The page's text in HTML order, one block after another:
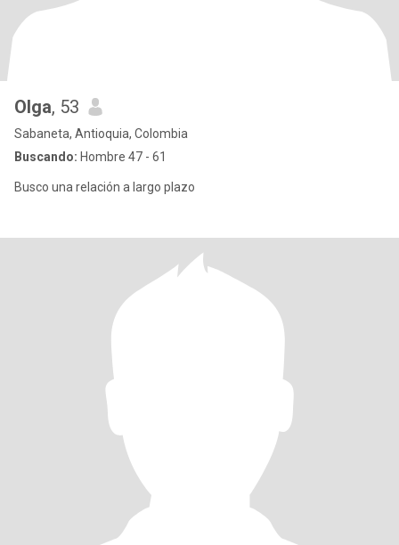
Olga, 53
Sabaneta, Antioquia, Colombia
Buscando: Hombre 47 - 61
Busco una relación a largo plazo